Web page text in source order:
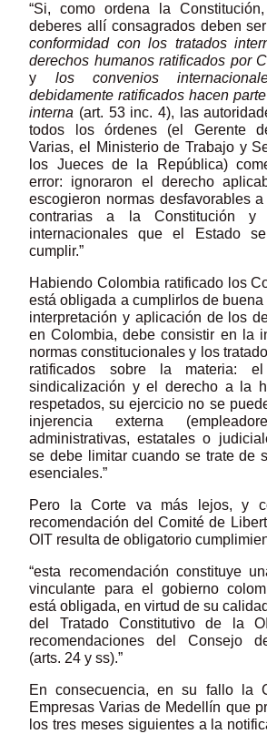
“Si, como ordena la
deberes allí consagrados deben
conformidad con los tratados
derechos humanos ratificados por
y los convenios
debidamente ratificados hacen
interna (art. 53 inc. 4), las
todos los órdenes (el Gerente
Varias, el Ministerio de Trabajo y
los Jueces de la República)
error: ignoraron el derecho
escogieron normas desfavorables
contrarias a la Constitución
internacionales que el Estado
cumplir.”
Habiendo Colombia ratificado los
está obligada a cumplirlos de buena
interpretación y aplicación de los
en Colombia, debe consistir en la
normas constitucionales y los
ratificados sobre la materia:
sindicalización y el derecho a la
respetados, su ejercicio no se
injerencia externa
administrativas, estatales o
se debe limitar cuando se trate de
esenciales.”
Pero la Corte va más lejos, y
recomendación del Comité de
OIT resulta de obligatorio
“esta recomendación constituye
vinculante para el gobierno
está obligada, en virtud de su
del Tratado Constitutivo de la
recomendaciones del Consejo
(arts. 24 y ss).”
En consecuencia, en su fallo la
Empresas Varias de Medellín que
los tres meses siguientes a la